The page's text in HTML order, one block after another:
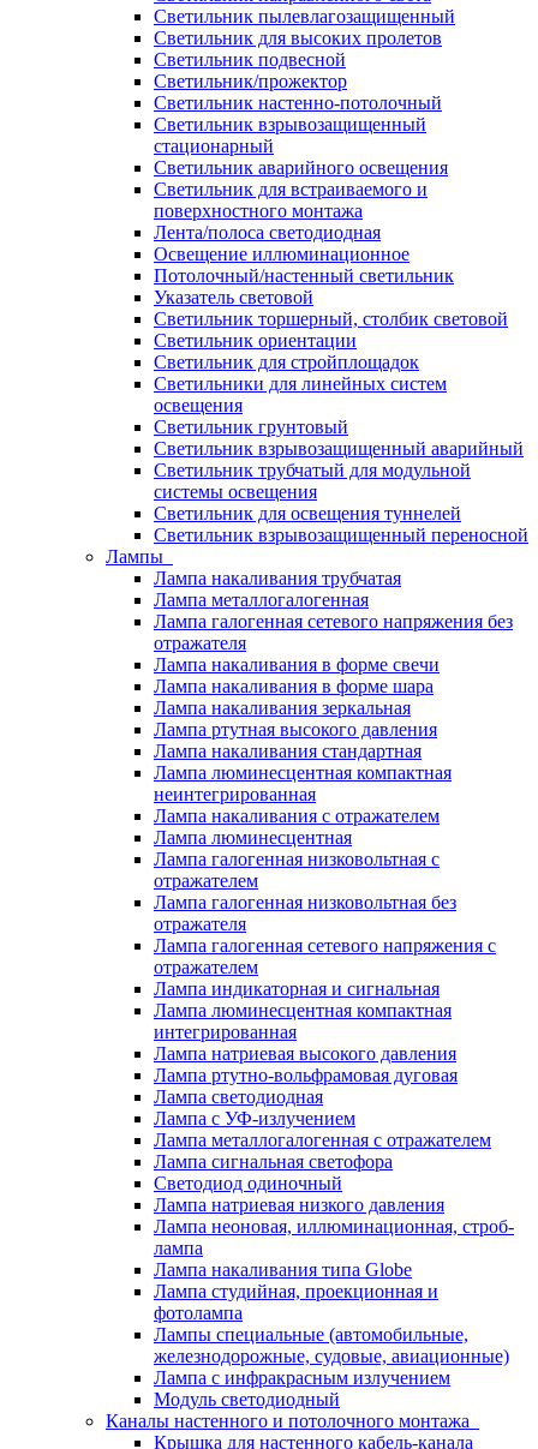
Светильник пылевлагозащищенный
Светильник для высоких пролетов
Светильник подвесной
Светильник/прожектор
Светильник настенно-потолочный
Светильник взрывозащищенный
стационарный
Светильник аварийного освещения
Светильник для встраиваемого и
поверхностного монтажа
Лента/полоса светодиодная
Освещение иллюминационное
Потолочный/настенный светильник
Указатель световой
Светильник торшерный, столбик световой
Светильник ориентации
Светильник для стройплощадок
Светильники для линейных систем
освещения
Светильник грунтовый
Светильник взрывозащищенный аварийный
Светильник трубчатый для модульной
системы освещения
Светильник для освещения туннелей
Светильник взрывозащищенный переносной
Лампы
Лампа накаливания трубчатая
Лампа металлогалогенная
Лампа галогенная сетевого напряжения без
отражателя
Лампа накаливания в форме свечи
Лампа накаливания в форме шара
Лампа накаливания зеркальная
Лампа ртутная высокого давления
Лампа накаливания стандартная
Лампа люминесцентная компактная
неинтегрированная
Лампа накаливания с отражателем
Лампа люминесцентная
Лампа галогенная низковольтная с
отражателем
Лампа галогенная низковольтная без
отражателя
Лампа галогенная сетевого напряжения с
отражателем
Лампа индикаторная и сигнальная
Лампа люминесцентная компактная
интегрированная
Лампа натриевая высокого давления
Лампа ртутно-вольфрамовая дуговая
Лампа светодиодная
Лампа с УФ-излучением
Лампа металлогалогенная с отражателем
Лампа сигнальная светофора
Светодиод одиночный
Лампа натриевая низкого давления
Лампа неоновая, иллюминационная, строб-
лампа
Лампа накаливания типа Globe
Лампа студийная, проекционная и
фотолампа
Лампы специальные (автомобильные,
железнодорожные, судовые, авиационные)
Лампа с инфракрасным излучением
Модуль светодиодный
Каналы настенного и потолочного монтажа
Крышка для настенного кабель-канала